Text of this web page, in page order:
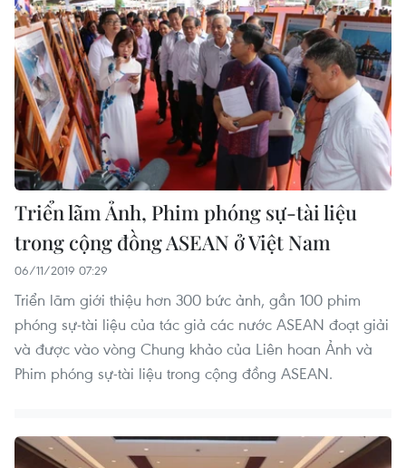
Triển lãm Ảnh, Phim phóng sự-tài liệu
trong cộng đồng ASEAN ở Việt Nam
06/11/2019 07:29
Triển lãm giới thiệu hơn 300 bức ảnh, gần 100 phim
phóng sự-tài liệu của tác giả các nước ASEAN đoạt giải
và được vào vòng Chung khảo của Liên hoan Ảnh và
Phim phóng sự-tài liệu trong cộng đồng ASEAN.